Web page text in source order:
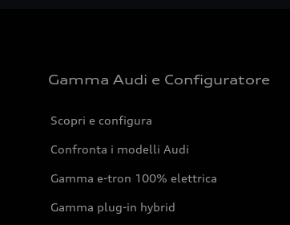
Gamma Audi e Configuratore
Scopri e configura
Confronta i modelli Audi
Gamma e-tron 100% elettrica
Gamma plug-in hybrid